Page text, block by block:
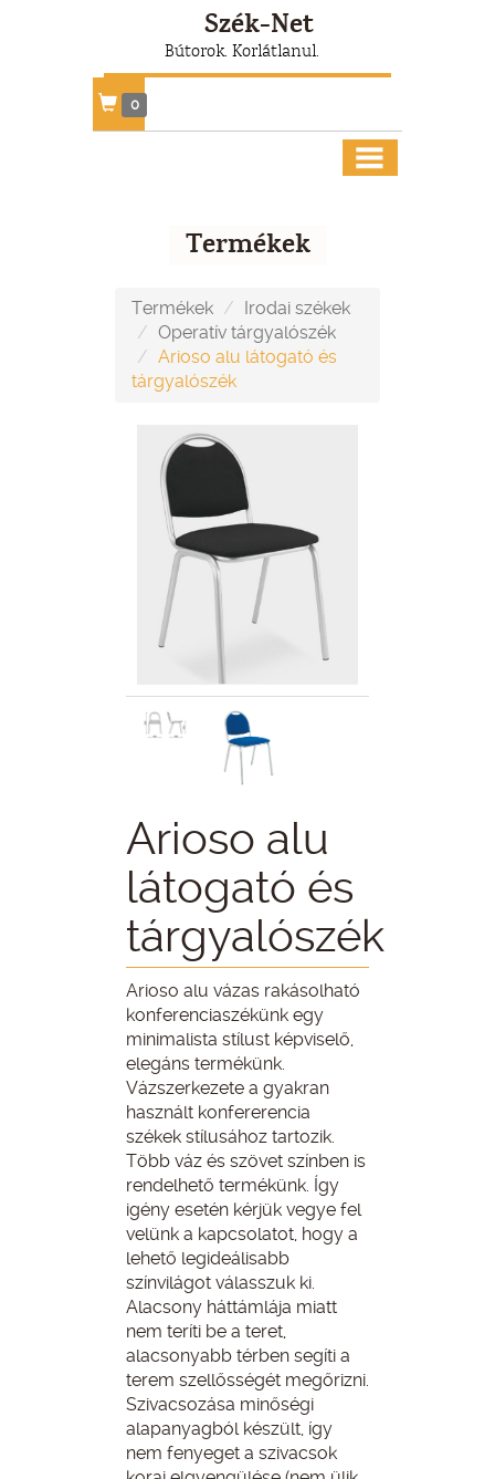
Szék-Net
Bútorok. Korlátlanul.
0
Termékek
Termékek
Irodai székek
Operatív tárgyalószék
Arioso alu látogató és
tárgyalószék
Arioso alu
látogató és
tárgyalószék
Arioso alu vázas rakásolható
konferenciaszékünk egy
minimalista stílust képviselő,
elegáns termékünk.
Vázszerkezete a gyakran
használt konfererencia
székek stílusához tartozik.
Több váz és szövet színben is
rendelhető termékünk. Így
igény esetén kérjük vegye fel
velünk a kapcsolatot, hogy a
lehető legideálisabb
színvilágot válasszuk ki.
Alacsony háttámlája miatt
nem teríti be a teret,
alacsonyabb térben segíti a
terem szellősségét megőrizni.
Szivacsozása minőségi
alapanyagból készült, így
nem fenyeget a szivacsok